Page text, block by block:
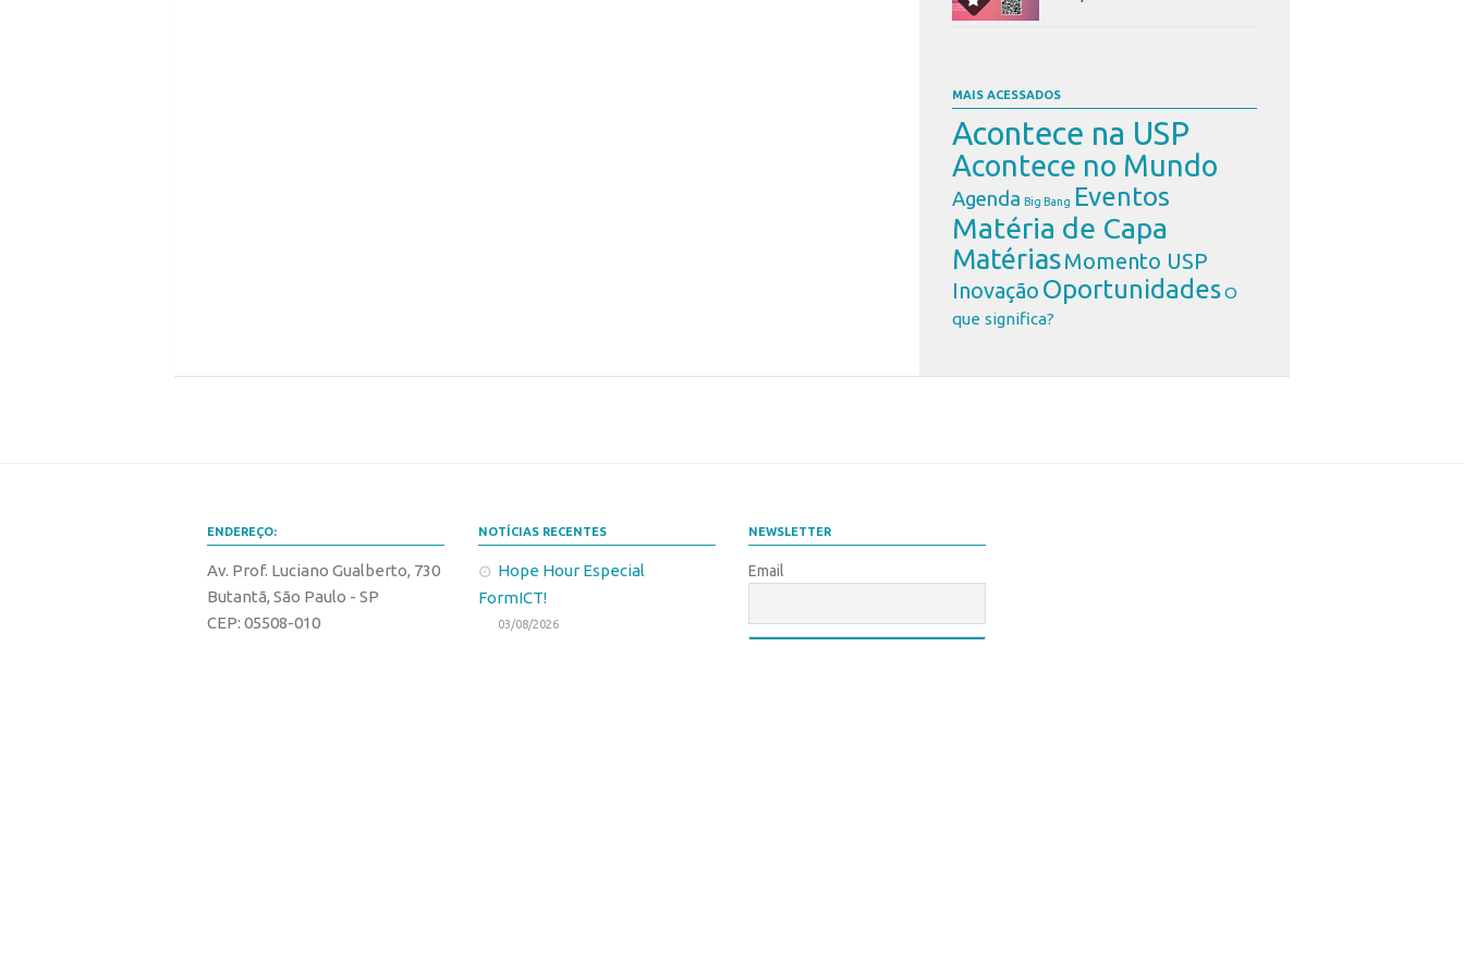
MAIS ACESSADOS
Acontece na USP
Acontece no Mundo
Agenda Big Bang Eventos
Matéria de Capa
MatériasMomento USP
Inovação OportunidadesO
que significa?
ENDEREÇO:
Av. Prof. Luciano Gualberto, 730
Butantã, São Paulo - SP
CEP: 05508-010
NOTÍCIAS RECENTES
Hope Hour Especial
FormICT!
03/08/2026
NEWSLETTER
Email